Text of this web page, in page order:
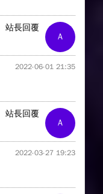
A
站長回覆
2022-06-01 21:35
A
站長回覆
2022-03-27 19:23